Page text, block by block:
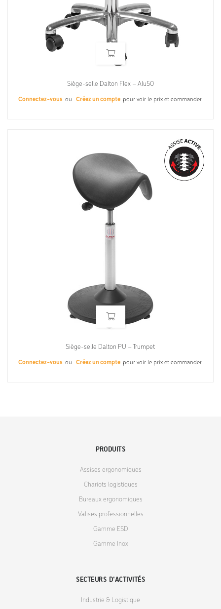
Siège-selle Dalton Flex – Alu50
Connectez-vous ou Créez un compte pour voir le prix et commander.
Siège-selle Dalton PU – Trumpet
Connectez-vous ou Créez un compte pour voir le prix et commander.
PRODUITS
Assises ergonomiques
Chariots logistiques
Bureaux ergonomiques
Valises professionnelles
Gamme ESD
Gamme Inox
SECTEURS D'ACTIVITÉS
Industrie & Logistique